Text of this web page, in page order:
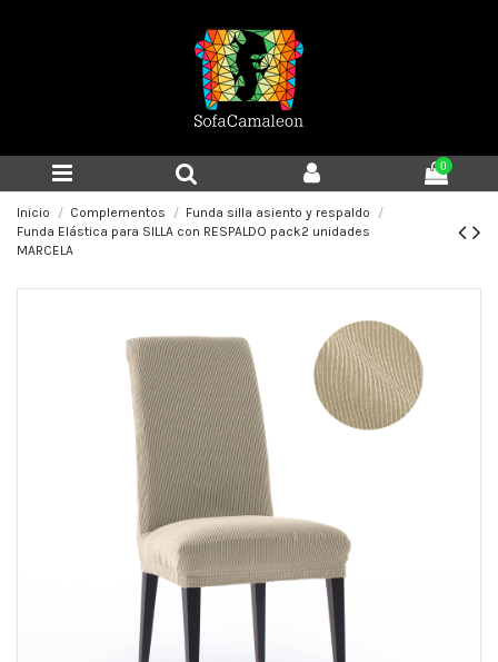
0
Inicio Complementos
Funda silla asiento y respaldo
Funda Elástica para SILLA con RESPALDO pack2 unidades
MARCELA